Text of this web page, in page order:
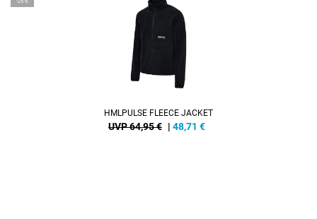
HMLPULSE FLEECE JACKET
UVP 64,95 € | 48,71 €